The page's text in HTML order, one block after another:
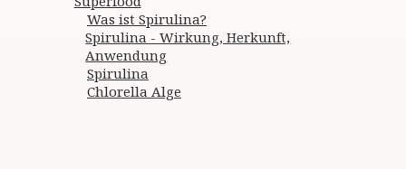
Was ist Spirulina?
Spirulina - Wirkung, Herkunft,
Anwendung
Spirulina
Chlorella Alge